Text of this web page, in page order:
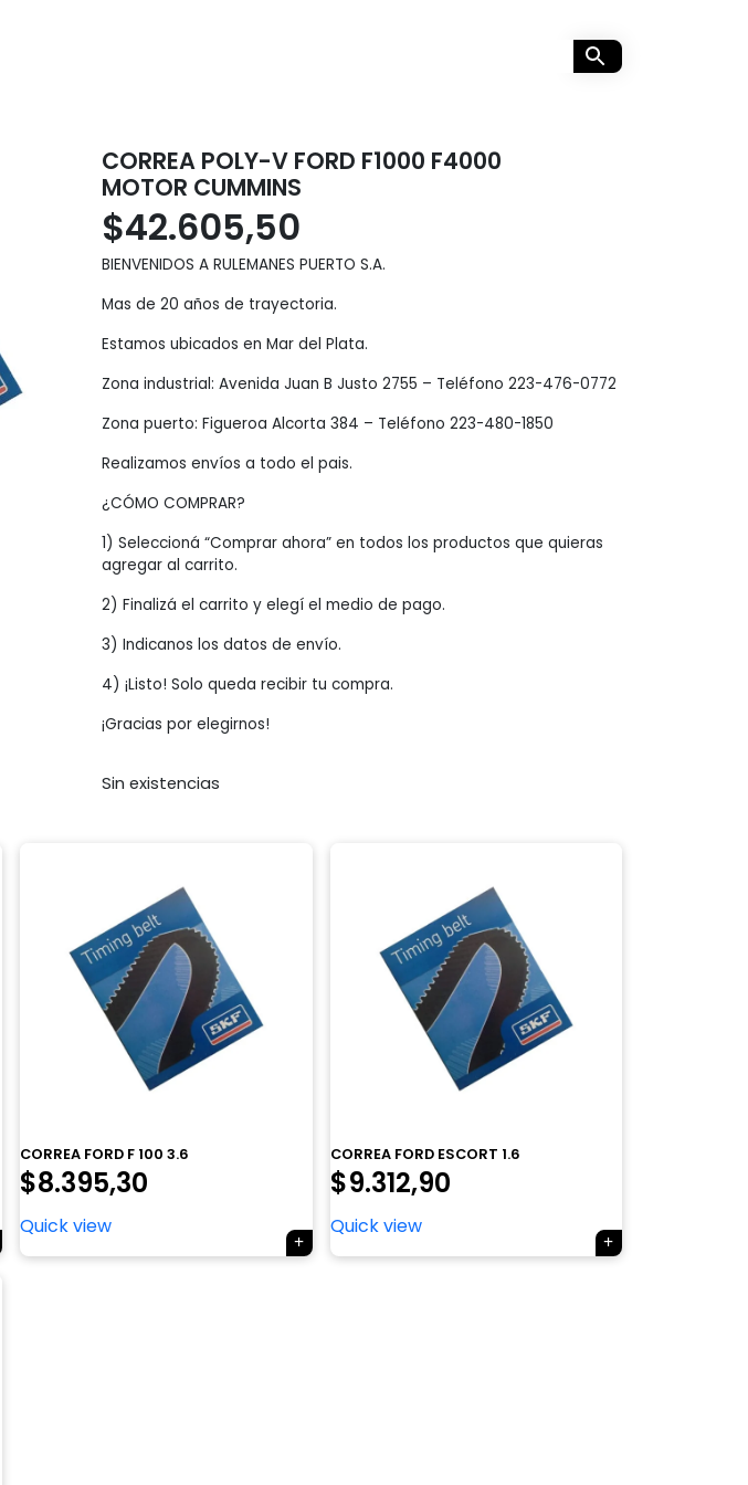
CORREA POLY-V FORD F1000 F4000
MOTOR CUMMINS
$42.605,50
BIENVENIDOS A RULEMANES PUERTO S.A.
Mas de 20 años de trayectoria.
Estamos ubicados en Mar del Plata.
Zona industrial: Avenida Juan B Justo 2755 – Teléfono 223-476-0772
Zona puerto: Figueroa Alcorta 384 – Teléfono 223-480-1850
Realizamos envíos a todo el pais.
¿CÓMO COMPRAR?
1) Seleccioná “Comprar ahora” en todos los productos que quieras
agregar al carrito.
2) Finalizá el carrito y elegí el medio de pago.
3) Indicanos los datos de envío.
4) ¡Listo! Solo queda recibir tu compra.
¡Gracias por elegirnos!
Sin existencias
CORREA FORD F 100 3.6
$8.395,30
Quick view
CORREA FORD ESCORT 1.6
$9.312,90
Quick view